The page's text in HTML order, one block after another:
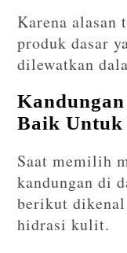
Karena alasan
produk dasar
dilewatkan
Baik
Saat memilih
kandungan di
berikut
hidrasi kulit.